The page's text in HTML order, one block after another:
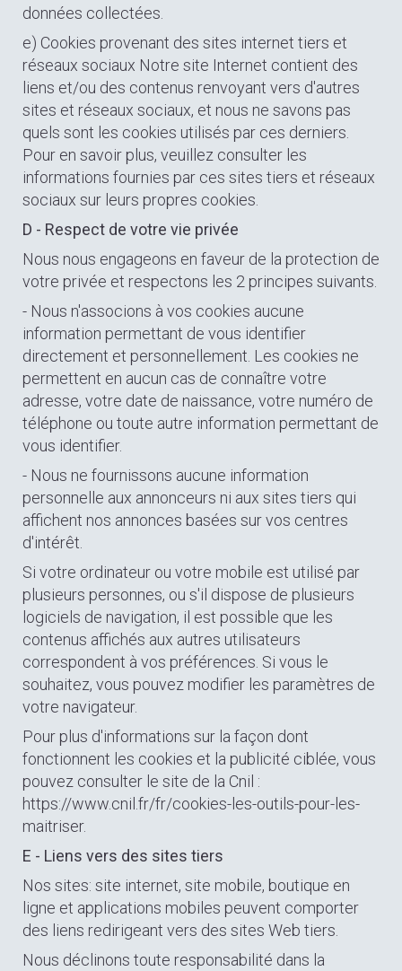
données collectées.
e) Cookies provenant des sites internet tiers et
réseaux sociaux Notre site Internet contient des
liens et/ou des contenus renvoyant vers d'autres
sites et réseaux sociaux, et nous ne savons pas
quels sont les cookies utilisés par ces derniers.
Pour en savoir plus, veuillez consulter les
informations fournies par ces sites tiers et réseaux
sociaux sur leurs propres cookies.
D - Respect de votre vie privée
Nous nous engageons en faveur de la protection de
votre privée et respectons les 2 principes suivants.
- Nous n'associons à vos cookies aucune
information permettant de vous identifier
directement et personnellement. Les cookies ne
permettent en aucun cas de connaître votre
adresse, votre date de naissance, votre numéro de
téléphone ou toute autre information permettant de
vous identifier.
- Nous ne fournissons aucune information
personnelle aux annonceurs ni aux sites tiers qui
affichent nos annonces basées sur vos centres
d'intérêt.
Si votre ordinateur ou votre mobile est utilisé par
plusieurs personnes, ou s'il dispose de plusieurs
logiciels de navigation, il est possible que les
contenus affichés aux autres utilisateurs
correspondent à vos préférences. Si vous le
souhaitez, vous pouvez modifier les paramètres de
votre navigateur.
Pour plus d'informations sur la façon dont
fonctionnent les cookies et la publicité ciblée, vous
pouvez consulter le site de la Cnil :
https://www.cnil.fr/fr/cookies-les-outils-pour-les-
maitriser.
E - Liens vers des sites tiers
Nos sites: site internet, site mobile, boutique en
ligne et applications mobiles peuvent comporter
des liens redirigeant vers des sites Web tiers.
Nous déclinons toute responsabilité dans la